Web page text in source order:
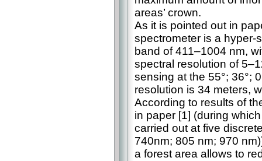
areas’ crown.
As it is pointed out in
spectrometer is a hyper-
band of 411–1004 nm,
spectral resolution of
sensing at the 55°; 36°;
resolution is 34 meters,
According to results of
in paper [1] (during
carried out at five
740nm; 805 nm; 970
a forest area allows to